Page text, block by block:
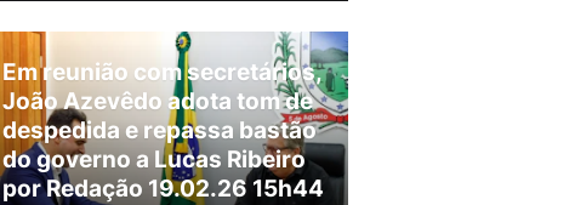
Em reunião com secretários,
João Azevêdo adota tom de
despedida e repassa bastão
do governo a Lucas Ribeiro
por Redação 19.02.26 15h44